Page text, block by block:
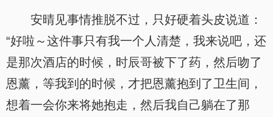
安晴见事情推脱不过，只好硬着头皮说道：
“好啦～这件事只有我一个人清楚，我来说吧，还
是那次酒店的时候，时辰哥被下了药，然后吻了
恩薰，等我到的时候，才把恩薰抱到了卫生间，
想着一会你来将她抱走，然后我自己躺在了那